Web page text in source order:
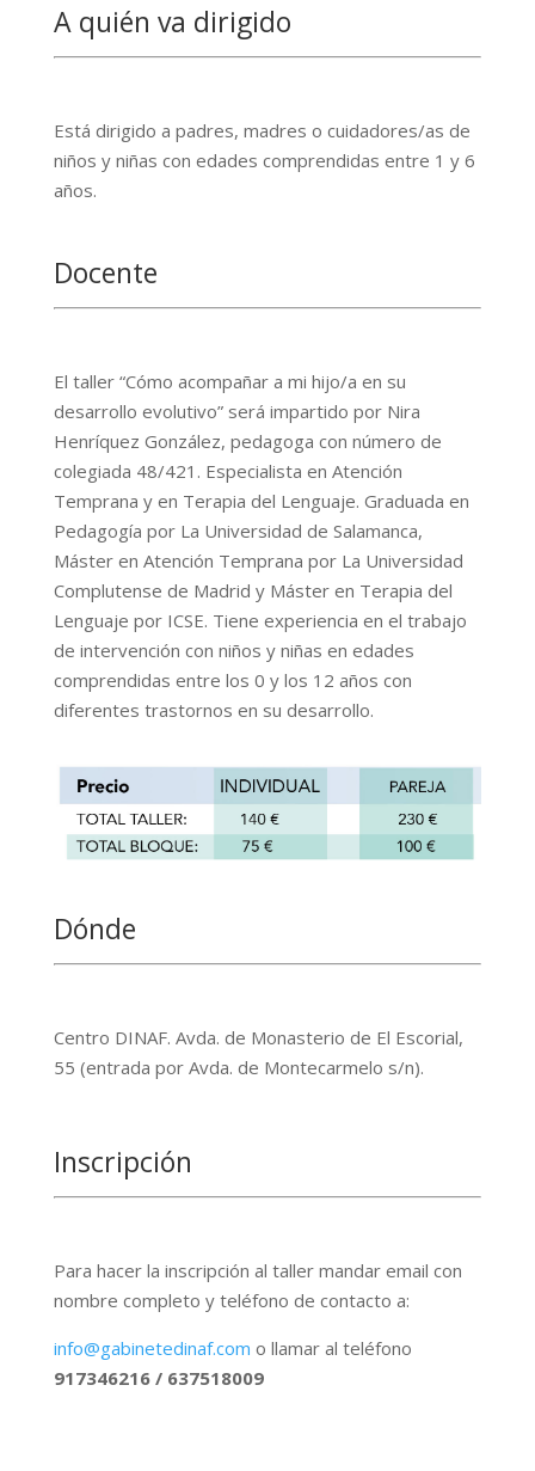
A quién va dirigido
Está dirigido a padres, madres o cuidadores/as de
niños y niñas con edades comprendidas entre 1 y 6
años.
Docente
El taller “Cómo acompañar a mi hijo/a en su
desarrollo evolutivo” será impartido por Nira
Henríquez González, pedagoga con número de
colegiada 48/421. Especialista en Atención
Temprana y en Terapia del Lenguaje. Graduada en
Pedagogía por La Universidad de Salamanca,
Máster en Atención Temprana por La Universidad
Complutense de Madrid y Máster en Terapia del
Lenguaje por ICSE. Tiene experiencia en el trabajo
de intervención con niños y niñas en edades
comprendidas entre los 0 y los 12 años con
diferentes trastornos en su desarrollo.
Dónde
Centro DINAF. Avda. de Monasterio de El Escorial,
55 (entrada por Avda. de Montecarmelo s/n).
Inscripción
Para hacer la inscripción al taller mandar email con
nombre completo y teléfono de contacto a:
info@gabinetedinaf.com o llamar al teléfono
917346216 / 637518009